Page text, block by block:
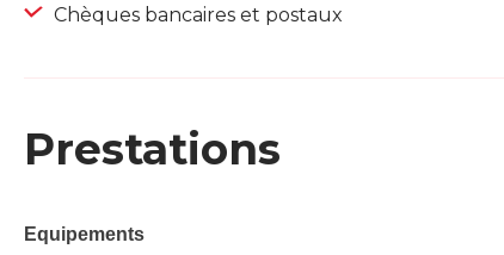
Chèques bancaires et postaux
Prestations
Equipements